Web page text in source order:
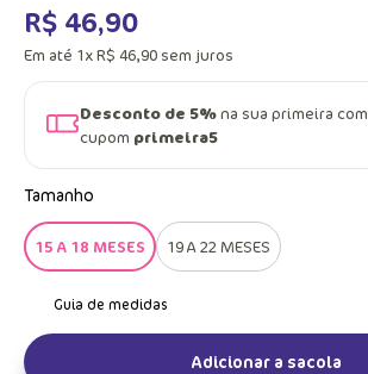
R$ 46,90
Em até 1xR$ 46,90 sem juros
Desconto de 5%na sua primeira
cupom primeira5
Tamanho
15 A 18 MESES 19 A 22 MESES
Adicionar a sacola